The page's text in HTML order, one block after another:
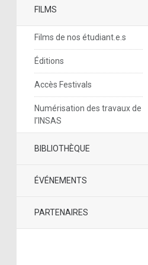
FILMS
Films de nos étudiant.e.s
Éditions
Accès Festivals
Numérisation des travaux de
l’INSAS
BIBLIOTHÈQUE
ÉVÉNEMENTS
PARTENAIRES